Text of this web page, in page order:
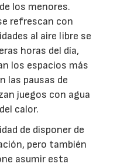
los menores.
refrescan con
al aire libre se
horas del día,
los espacios más
las pausas de
juegos con agua
calor.
de disponer de
pero también
asumir esta